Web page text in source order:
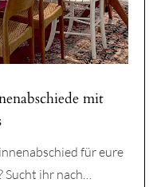
mit
für eure
Sucht ihr nach…